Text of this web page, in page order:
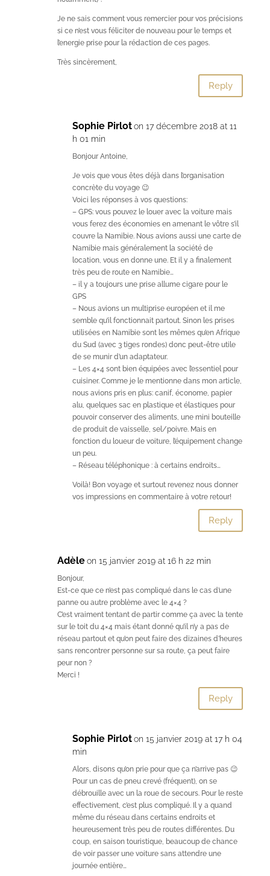
Je ne sais comment vous remercier pour vos précisions
si ce n’est vous féliciter de nouveau pour le temps et
l’energie prise pour la rédaction de ces pages.
Très sincèrement,
Reply
Sophie Pirlot on 17 décembre 2018 at 11
h 01 min
Bonjour Antoine,
Je vois que vous êtes déjà dans l’organisation
concrète du voyage 😉
Voici les réponses à vos questions:
– GPS: vous pouvez le louer avec la voiture mais
vous ferez des économies en amenant le vôtre s’il
couvre la Namibie. Nous avions aussi une carte de
Namibie mais généralement la société de
location, vous en donne une. Et il y a finalement
très peu de route en Namibie…
– il y a toujours une prise allume cigare pour le
GPS
– Nous avions un multiprise européen et il me
semble qu’il fonctionnait partout. Sinon les prises
utilisées en Namibie sont les mêmes qu’en Afrique
du Sud (avec 3 tiges rondes) donc peut-être utile
de se munir d’un adaptateur.
– Les 4×4 sont bien équipées avec l’essentiel pour
cuisiner. Comme je le mentionne dans mon article,
nous avions pris en plus: canif, économe, papier
alu, quelques sac en plastique et élastiques pour
pouvoir conserver des aliments, une mini bouteille
de produit de vaisselle, sel/poivre. Mais en
fonction du loueur de voiture, l’équipement change
un peu.
– Réseau téléphonique : à certains endroits…
Voilà! Bon voyage et surtout revenez nous donner
vos impressions en commentaire à votre retour!
Reply
Adèle on 15 janvier 2019 at 16 h 22 min
Bonjour,
Est-ce que ce n’est pas compliqué dans le cas d’une
panne ou autre problème avec le 4×4 ?
C’est vraiment tentant de partir comme ça avec la tente
sur le toit du 4×4 mais étant donné qu’il n’y a pas de
réseau partout et qu’on peut faire des dizaines d’heures
sans rencontrer personne sur sa route, ça peut faire
peur non ?
Merci !
Reply
Sophie Pirlot on 15 janvier 2019 at 17 h 04
min
Alors, disons qu’on prie pour que ça n’arrive pas 😉
Pour un cas de pneu crevé (fréquent), on se
débrouille avec un la roue de secours. Pour le reste
effectivement, c’est plus compliqué. Il y a quand
même du réseau dans certains endroits et
heureusement très peu de routes différentes. Du
coup, en saison touristique, beaucoup de chance
de voir passer une voiture sans attendre une
journée entière…